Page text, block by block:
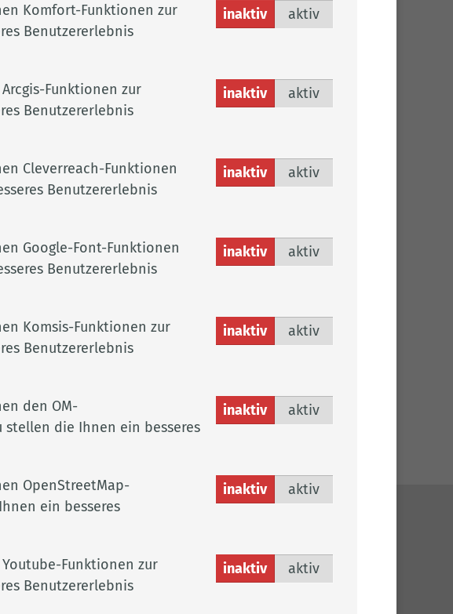
in drei
über
Impressum
Datenschutz
Komfort-Funktionen zur
Benutzererlebnis
inaktiv aktiv
Funktionen zur
Benutzererlebnis
inaktiv aktiv
Cleverreach-Funktionen
Benutzererlebnis
inaktiv aktiv
Google-Font-Funktionen
Benutzererlebnis
inaktiv aktiv
Komsis-Funktionen zur
Benutzererlebnis
inaktiv aktiv
den OM-
stellen die Ihnen ein besseres
inaktiv aktiv
OpenStreetMap-
ein besseres
inaktiv aktiv
Funktionen zur
Benutzererlebnis
inaktiv aktiv